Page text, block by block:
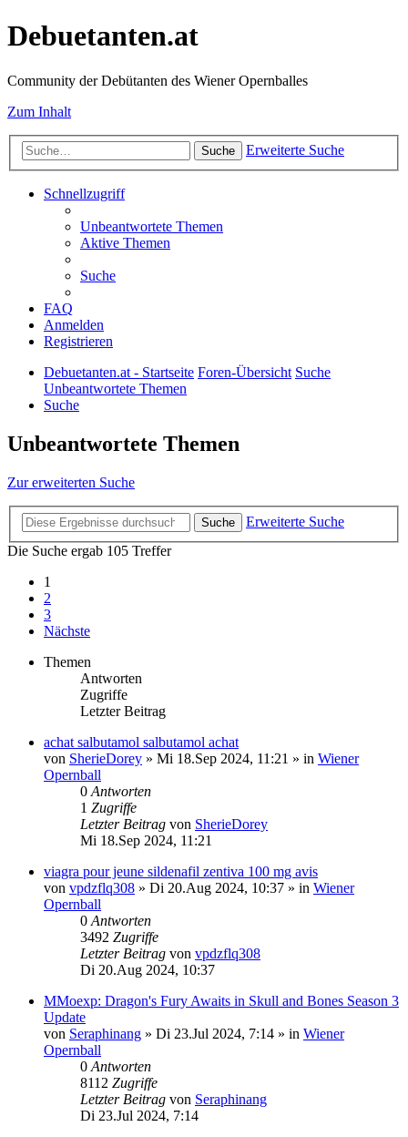
Debuetanten.at
Community der Debütanten des Wiener Opernballes
Zum Inhalt
Suche Erweiterte Suche
Schnellzugriff
Unbeantwortete Themen
Aktive Themen
Suche
FAQ
Anmelden
Registrieren
Debuetanten.at - Startseite Foren-Übersicht Suche
Unbeantwortete Themen
Suche
Unbeantwortete Themen
Zur erweiterten Suche
Suche
Erweiterte Suche
Die Suche ergab 105 Treffer
1
2
3
Nächste
Themen
Antworten
Zugriffe
Letzter Beitrag
achat salbutamol salbutamol achat
von SherieDorey » Mi 18.Sep 2024, 11:21 » in Wiener
Opernball
0 Antworten
1 Zugriffe
Letzter Beitrag von SherieDorey
Mi 18.Sep 2024, 11:21
viagra pour jeune sildenafil zentiva 100 mg avis
von vpdzflq308 » Di 20.Aug 2024, 10:37 » in Wiener
Opernball
0 Antworten
3492 Zugriffe
Letzter Beitrag von vpdzflq308
Di 20.Aug 2024, 10:37
MMoexp: Dragon's Fury Awaits in Skull and Bones Season 3
Update
von Seraphinang » Di 23.Jul 2024, 7:14 » in Wiener
Opernball
0 Antworten
8112 Zugriffe
Letzter Beitrag von Seraphinang
Di 23.Jul 2024, 7:14